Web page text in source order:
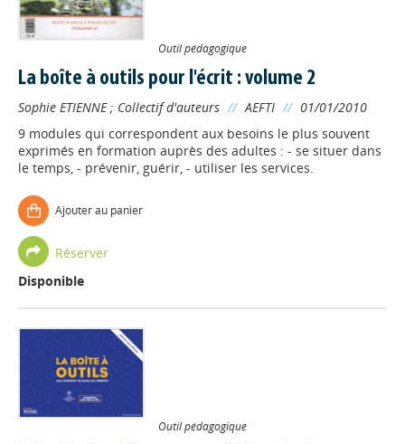
Outil pédagogique
La boîte à outils pour l'écrit : volume 2
Sophie ETIENNE; Collectif d'auteurs // AEFTI // 01/01/2010
9 modules qui correspondent aux besoins le plus souvent
exprimés en formation auprès des adultes : - se situer dans
le temps, - prévenir, guérir, - utiliser les services.
Ajouter au panier
Réserver
Disponible
Outil pédagogique